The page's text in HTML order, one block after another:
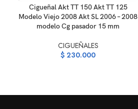
AÑADIR AL CARRITO
Cigueñal Akt TT 150 Akt TT 125
Modelo Viejo 2008 Akt SL 2006 – 2008
modelo Cg pasador 15 mm
CIGUEÑALES
$ 230.000